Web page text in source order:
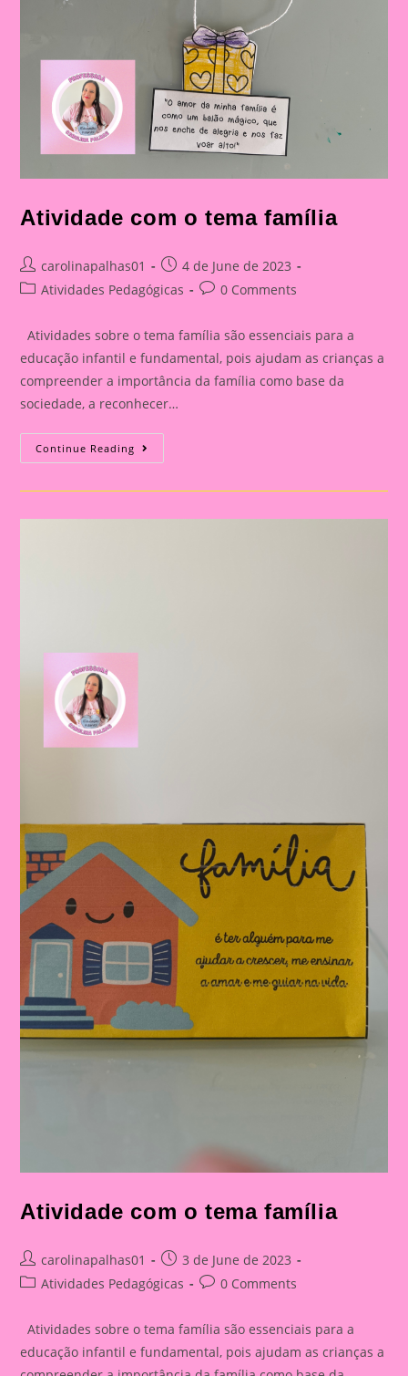
Atividade com o tema família
Post
author:
carolinapalhas01
Post
published:
4 de June de 2023
PostAtividades Pedagógicas
Post0 Comments
Atividades sobre o tema família são essenciais para a
educação infantil e fundamental, pois ajudam as crianças a
compreender a importância da família como base da
sociedade, a reconhecer…
Continue Reading Atividade
Com
Tema
Atividade com o tema família
Post
author:
carolinapalhas01
Post
published:
3 de June de 2023
PostAtividades Pedagógicas
Post0 Comments
Atividades sobre o tema família são essenciais para a
educação infantil e fundamental, pois ajudam as crianças a